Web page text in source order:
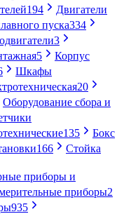
194
Двигатели
пуска334
3
5
Корпус
Шкафы
20
Оборудование сбора и
135
Бокс
166
Стойка
приборы и
приборы2
935